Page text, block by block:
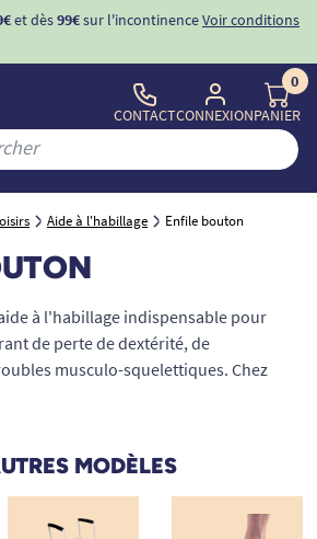
et dès99€sur l'incontinenceVoir conditions
CONTACTCONNEXION
0
PANIER
Aide à l'habillage Enfile bouton
à l'habillage indispensable pour
de perte de dextérité, de
musculo-squelettiques. Chez
que le simple geste de
gamme d'enfile-boutons
tire-zip a été rigoureusement
permettre de retrouver votre pleine
. Grâce à une prise en main étudiée
MODÈLES